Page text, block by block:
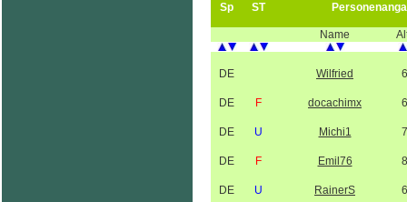
Sp ST
Name
DE Wilfried
DE F docachimx
DE U Michi1
DE F Emil76
DE U RainerS